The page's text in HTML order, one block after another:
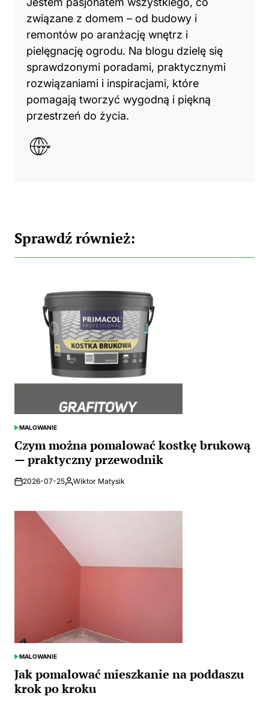
związane z domem – od budowy i
remontów po aranżację wnętrz i
pielęgnację ogrodu. Na blogu dzielę się
sprawdzonymi poradami, praktycznymi
rozwiązaniami i inspiracjami, które
pomagają tworzyć wygodną i piękną
przestrzeń do życia.
Sprawdź również:
POSTED
IN
MALOWANIE
Czym można pomalować kostkę brukową
— praktyczny przewodnik
2026-07-25Posted
Wiktor Matysik
POSTED
IN
MALOWANIE
Jak pomalować mieszkanie na poddaszu
krok po kroku